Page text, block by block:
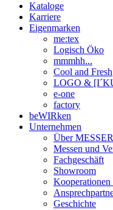
Kataloge
Karriere
Eigenmarken
me:tex
Logisch Öko
mmmhh...
Cool and Fresh
LOGO &
e-one
factory
beWIRken
Unternehmen
Über
Messen und
Fachgeschäft
Showroom
Kooperationen
Geschichte